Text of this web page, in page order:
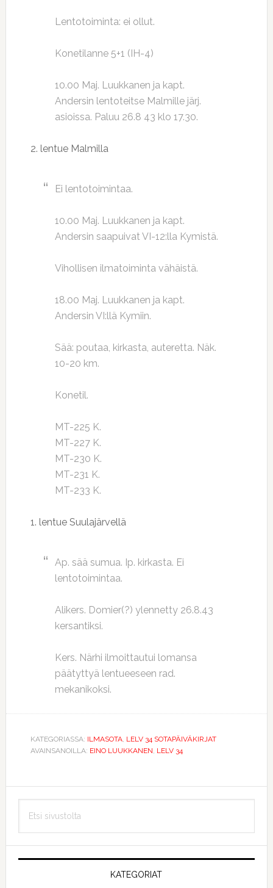
Lentotoiminta: ei ollut.
Konetilanne 5+1 (IH-4)
10.00 Maj. Luukkanen ja kapt.
Andersin lentoteitse Malmille järj.
asioissa. Paluu 26.8 43 klo 17.30.
2. lentue Malmilla
Ei lentotoimintaa.
10.00 Maj. Luukkanen ja kapt.
Andersin saapuivat VI-12:lla Kymistä.
Vihollisen ilmatoiminta vähäistä.
18.00 Maj. Luukkanen ja kapt.
Andersin VI:llä Kymiin.
Sää: poutaa, kirkasta, auteretta. Näk.
10-20 km.
Konetil.
MT-225 K.
MT-227 K.
MT-230 K.
MT-231 K.
MT-233 K.
1. lentue Suulajärvellä
Ap. sää sumua. Ip. kirkasta. Ei
lentotoimintaa.
Alikers. Domier(?) ylennetty 26.8.43
kersantiksi.
Kers. Närhi ilmoittautui lomansa
päätyttyä lentueeseen rad.
mekanikoksi.
KATEGORIASSA: ILMASOTA, LELV 34 SOTAPÄIVÄKIRJAT
AVAINSANOILLA: EINO LUUKKANEN, LELV 34
Ensisijainen
sivupalkki
sivustolta
KATEGORIAT